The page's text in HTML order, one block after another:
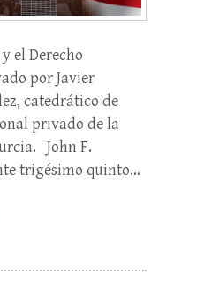
el Derecho
por Javier
catedrático de
privado de la
John F.
trigésimo quinto…